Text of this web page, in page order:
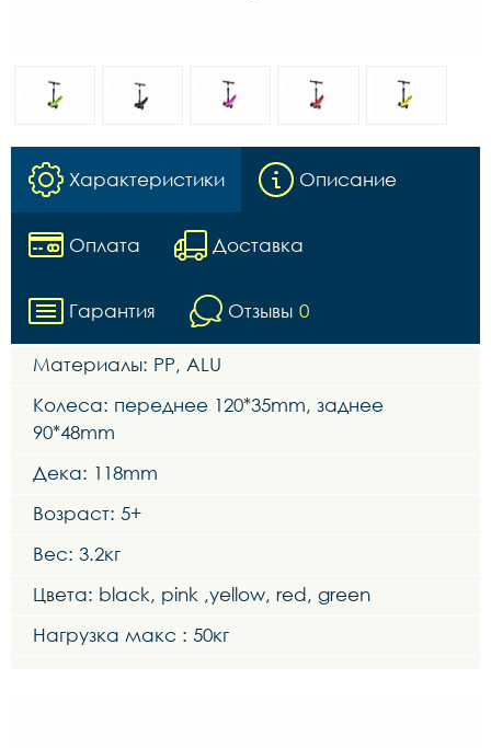
Характеристики Описание
Оплата Доставка
Гарантия Отзывы 0
Материалы: PP, ALU
Колеса: переднее 120*35mm, заднее
90*48mm
Дека: 118mm
Возраст: 5+
Вес: 3.2кг
Цвета: black, pink ,yellow, red, green
Нагрузка макс : 50кг